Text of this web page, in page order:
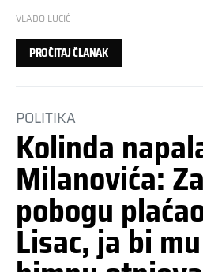
VLADO LUCIĆ
PROČITAJ ČLANAK
POLITIKA
Kolinda
Milanovića:
pobogu
Lisac, ja bi